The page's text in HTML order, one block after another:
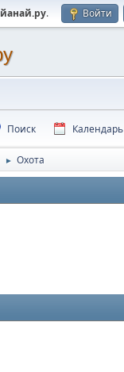
. Войти
Поиск Календарь
► Охота